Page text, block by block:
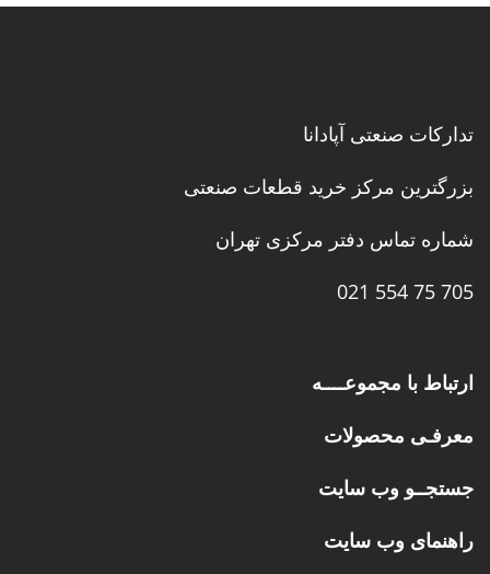
تدارکات صنعتی آپادانا
بزرگترین مرکز خرید قطعات صنعتی
شماره تماس دفتر مرکزی تهران
705 75 554 021
ارتباط با مجموعــــه
معرفـی محصولات
جستجــو وب سایت
راهنمای وب سایت